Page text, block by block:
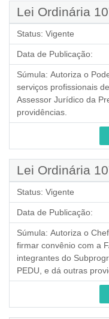
Lei Ordinária
Status: Vigente
Data de Publicação:
Súmula: Autoriza o
serviços profissionais
Assessor Jurídico da
providências.
Lei Ordinária
Status: Vigente
Data de Publicação:
Súmula: Autoriza o
firmar convênio com a
integrantes do
PEDU, e dá outras